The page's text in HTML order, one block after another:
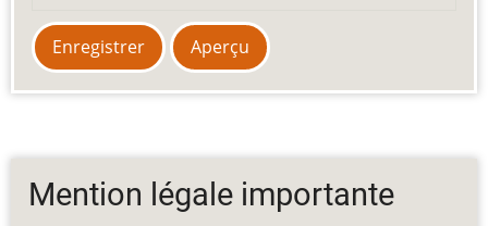
Mention légale importante